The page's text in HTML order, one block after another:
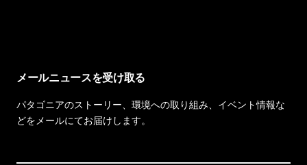
メールニュースを受け取る
パタゴニアのストーリー、環境への取り組み、イベント情報な
どをメールにてお届けします。